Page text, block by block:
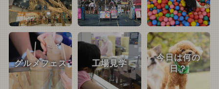
グルメフェス 工場見学
今日は何の
日？